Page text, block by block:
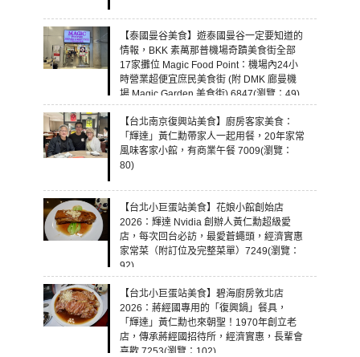
【泰國曼谷美食】遊泰國曼谷一定要知道的
情報，BKK 素萬那普機場奇蹟美食街全部
17家攤位 Magic Food Point：機場內24小
時營業超便宜庶民美食街 (附 DMK 廊曼機
場 Magic Garden 美食街) 6847(瀏覽：49)
【台北南京復興站美食】廚房客家美食：
「輝達」黃仁勳帶家人一起用餐，20年家常
風味客家小館，有商業午餐 7009(瀏覽：
80)
【台北小巨蛋站美食】花娘小館創始店
2026：輝達 Nvidia 創辦人黃仁勳超級愛
店，每次回台必訪，最愛蒼蠅頭，經濟實惠
家常菜（附訂位及完整菜單）7249(瀏覽：
92)
【台北小巨蛋站美食】碧海廚房敦北店
2026：蔣經國專用的「復興鍋」餐具，
「輝達」黃仁勳也來朝聖！1970年創立老
店，傳承蔣經國招待所，經濟實惠，長輩會
喜歡 7253(瀏覽：102)